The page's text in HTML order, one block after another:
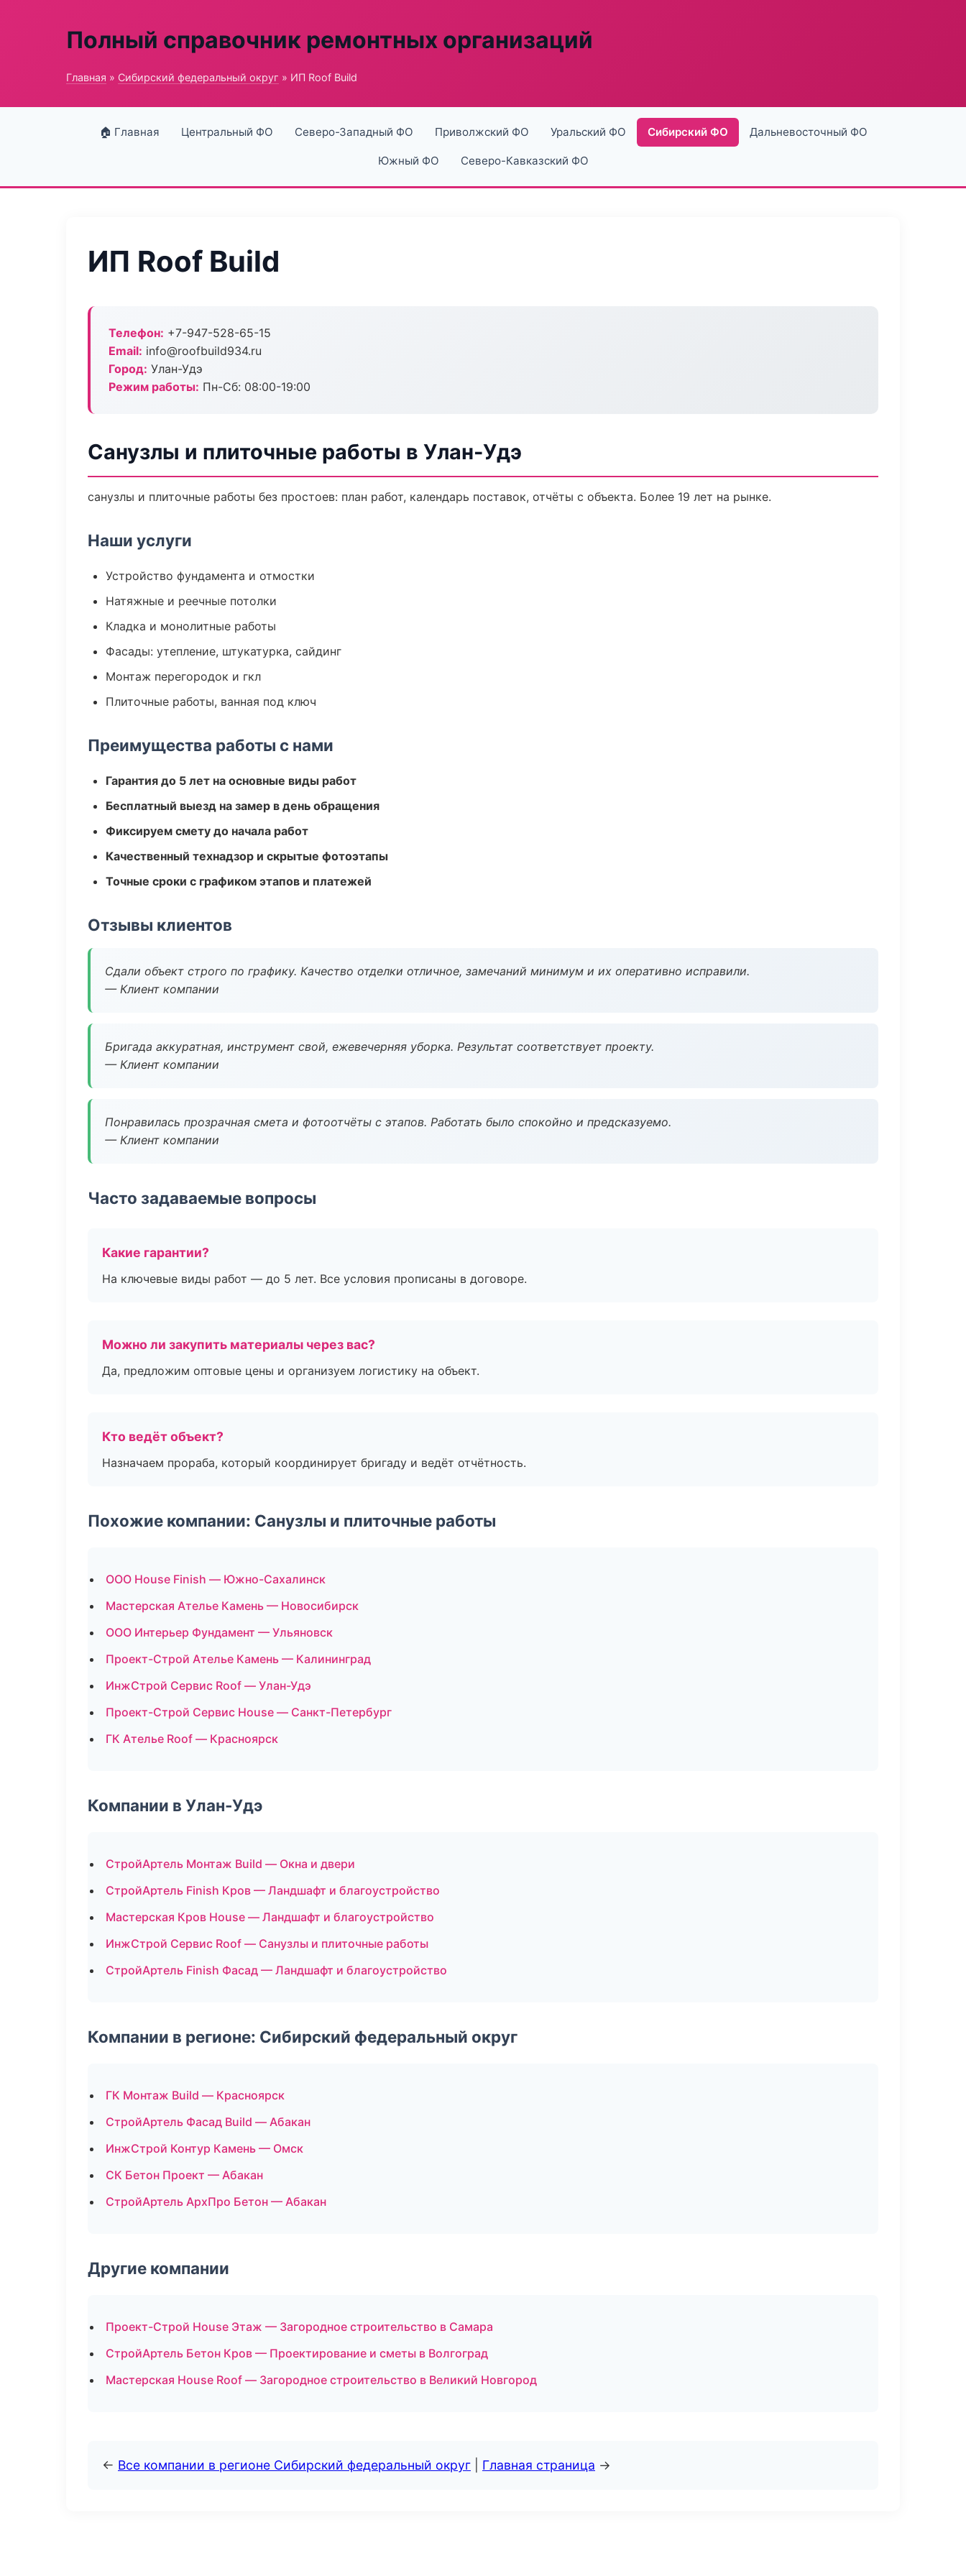
Полный справочник ремонтных организаций
Главная » Сибирский федеральный округ » ИП Roof Build
🏠 Главная Центральный ФО Северо-Западный ФО Приволжский ФО Уральский ФО Сибирский ФО Дальневосточный ФО
Южный ФО Северо-Кавказский ФО
ИП Roof Build
Телефон: +7-947-528-65-15
Email: info@roofbuild934.ru
Город: Улан-Удэ
Режим работы: Пн-Сб: 08:00-19:00
Санузлы и плиточные работы в Улан-Удэ
санузлы и плиточные работы без простоев: план работ, календарь поставок, отчёты с объекта. Более 19 лет на рынке.
Наши услуги
Устройство фундамента и отмостки
Натяжные и реечные потолки
Кладка и монолитные работы
Фасады: утепление, штукатурка, сайдинг
Монтаж перегородок и гкл
Плиточные работы, ванная под ключ
Преимущества работы с нами
Гарантия до 5 лет на основные виды работ
Бесплатный выезд на замер в день обращения
Фиксируем смету до начала работ
Качественный технадзор и скрытые фотоэтапы
Точные сроки с графиком этапов и платежей
Отзывы клиентов
Сдали объект строго по графику. Качество отделки отличное, замечаний минимум и их оперативно исправили.
— Клиент компании
Бригада аккуратная, инструмент свой, ежевечерняя уборка. Результат соответствует проекту.
— Клиент компании
Понравилась прозрачная смета и фотоотчёты с этапов. Работать было спокойно и предсказуемо.
— Клиент компании
Часто задаваемые вопросы
Какие гарантии?
На ключевые виды работ — до 5 лет. Все условия прописаны в договоре.
Можно ли закупить материалы через вас?
Да, предложим оптовые цены и организуем логистику на объект.
Кто ведёт объект?
Назначаем прораба, который координирует бригаду и ведёт отчётность.
Похожие компании: Санузлы и плиточные работы
ООО House Finish — Южно-Сахалинск
Мастерская Ателье Камень — Новосибирск
ООО Интерьер Фундамент — Ульяновск
Проект-Строй Ателье Камень — Калининград
ИнжСтрой Сервис Roof — Улан-Удэ
Проект-Строй Сервис House — Санкт-Петербург
ГК Ателье Roof — Красноярск
Компании в Улан-Удэ
СтройАртель Монтаж Build — Окна и двери
СтройАртель Finish Кров — Ландшафт и благоустройство
Мастерская Кров House — Ландшафт и благоустройство
ИнжСтрой Сервис Roof — Санузлы и плиточные работы
СтройАртель Finish Фасад — Ландшафт и благоустройство
Компании в регионе: Сибирский федеральный округ
ГК Монтаж Build — Красноярск
СтройАртель Фасад Build — Абакан
ИнжСтрой Контур Камень — Омск
СК Бетон Проект — Абакан
СтройАртель АрхПро Бетон — Абакан
Другие компании
Проект-Строй House Этаж — Загородное строительство в Самара
СтройАртель Бетон Кров — Проектирование и сметы в Волгоград
Мастерская House Roof — Загородное строительство в Великий Новгород
← Все компании в регионе Сибирский федеральный округ Главная страница →